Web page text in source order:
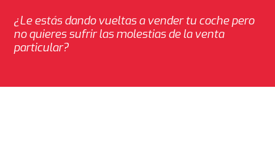
¿Le estás dando vueltas a vender tu coche pero
no quieres sufrir las molestias de la venta
particular?